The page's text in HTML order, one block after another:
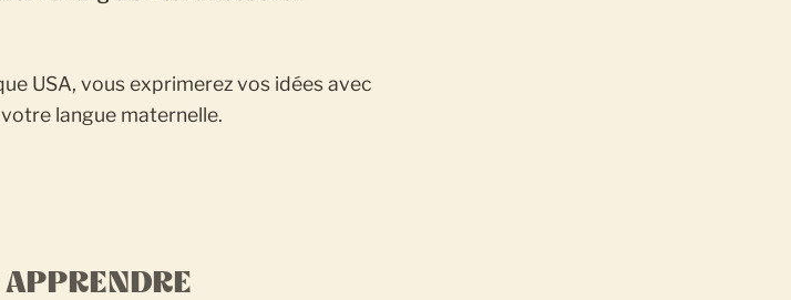
USA, vous exprimerez vos idées avec
langue maternelle.